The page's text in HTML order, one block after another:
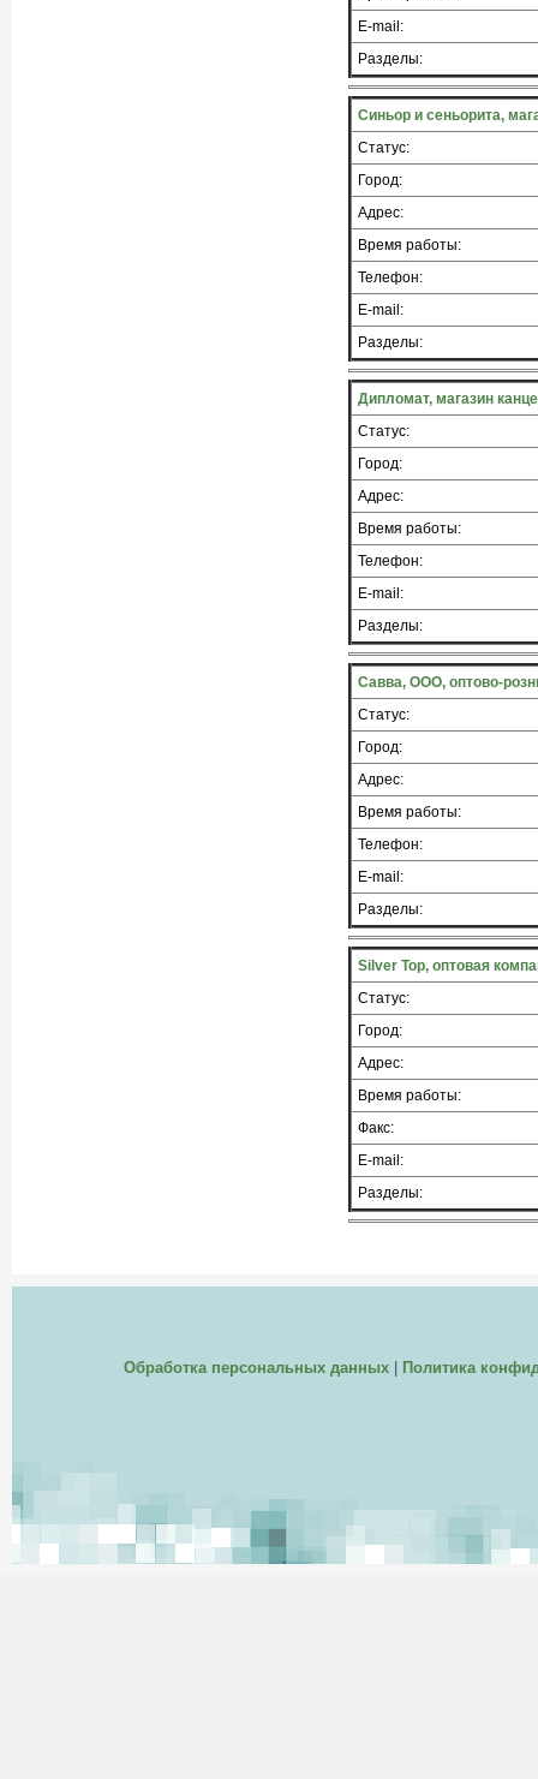
E-mail:
Разделы:
Синьор и сеньорита,
Статус:
Город:
Адрес:
Время работы:
Телефон:
E-mail:
Разделы:
Дипломат, магазин
Статус:
Город:
Адрес:
Время работы:
Телефон:
E-mail:
Разделы:
Савва, ООО, оптово-
Статус:
Город:
Адрес:
Время работы:
Телефон:
E-mail:
Разделы:
Silver Top, оптовая
Статус:
Город:
Адрес:
Время работы:
Факс:
E-mail:
Разделы:
Обработка персональных данных| Политика